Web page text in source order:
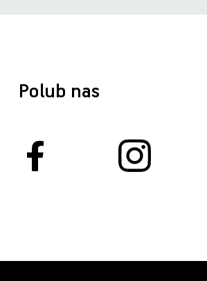
Polub nas